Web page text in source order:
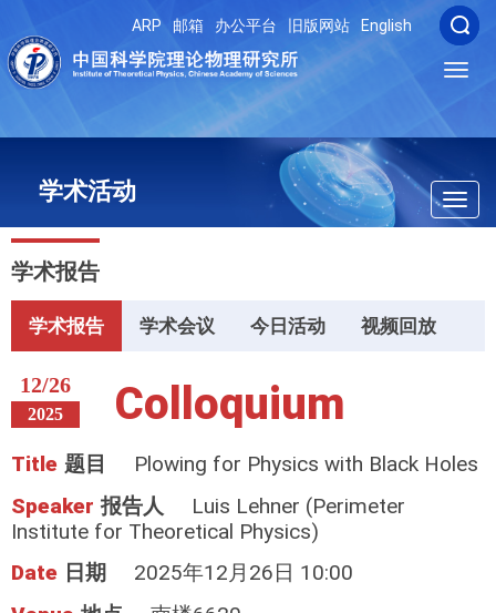
ARP 邮箱 办公平台 旧版网站 English
学术活动
学术报告
学术报告 学术会议 今日活动 视频回放
12/26
2025 Colloquium
Title 题目
Plowing for Physics with Black Holes
Speaker 报告人
Luis Lehner (Perimeter
Institute for Theoretical Physics)
Date 日期
2025年12月26日 10:00